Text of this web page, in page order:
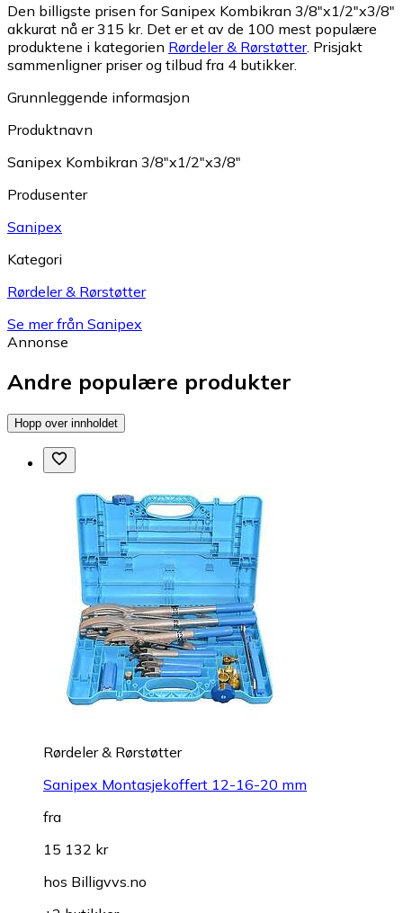
Den billigste prisen for Sanipex Kombikran 3/8"x1/2"x3/8"
akkurat nå er 315 kr. Det er et av de 100 mest populære
produktene i kategorien Rørdeler & Rørstøtter. Prisjakt
sammenligner priser og tilbud fra 4 butikker.
Grunnleggende informasjon
Produktnavn
Sanipex Kombikran 3/8"x1/2"x3/8"
Produsenter
Sanipex
Kategori
Rørdeler & Rørstøtter
Se mer från Sanipex
Annonse
Andre populære produkter
Hopp over innholdet
Rørdeler & Rørstøtter
Sanipex Montasjekoffert 12-16-20 mm
fra
15 132 kr
hos Billigvvs.no